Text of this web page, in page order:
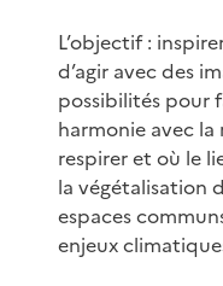
L’objectif :
d’agir avec des
possibilités pour
harmonie avec
respirer et où le
la végétalisation
espaces
enjeux